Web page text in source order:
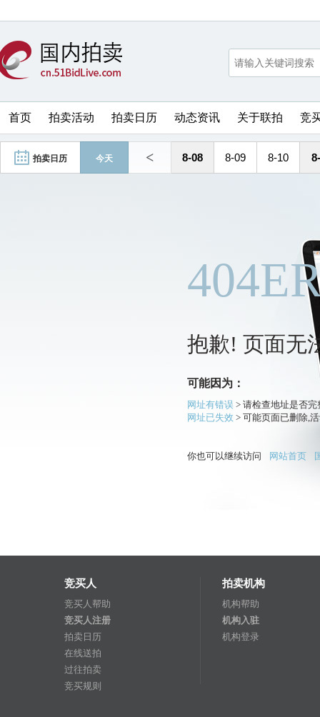
首页 拍卖活动 拍卖日历 动态资讯 关于联拍 竞
拍卖日历 今天 < 8-08 8-09 8-10
抱歉! 页面无
可能因为：
网址有错误 > 请检查地址是否
网址已失效 > 可能页面已删除,
你也可以继续访问 网站首页
竞买人
竞买人帮助
竞买人注册
拍卖日历
在线送拍
过往拍卖
竞买规则
拍卖机构
机构帮助
机构入驻
机构登录